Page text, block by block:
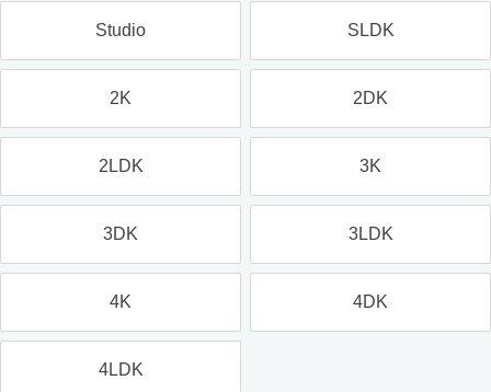
Studio SLDK
2K 2DK
2LDK 3K
3DK 3LDK
4K 4DK
4LDK